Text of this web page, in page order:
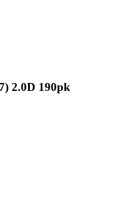
2.0D 190pk